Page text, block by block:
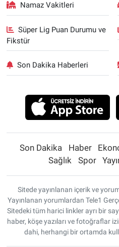
Namaz Vakitleri
Süper Lig Puan Durumu ve
Fikstür
Son Dakika Haberleri
Son Dakika Haber
Sağlık
Spor
Sitede yayınlanan içerik ve
Yayınlanan yorumlardan Tele1
Sitedeki tüm harici linkler ayrı bir
haber, köşe yazıları ve fotoğraflar
dahi, herhangi bir ortamda